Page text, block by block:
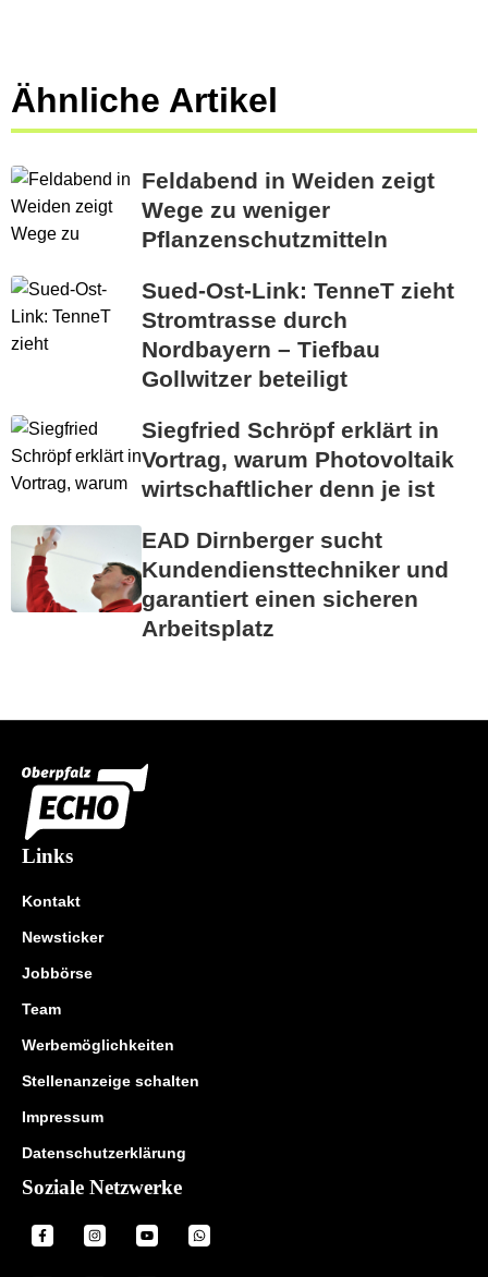
Ähnliche Artikel
Feldabend in Weiden zeigt
Wege zu weniger
Pflanzenschutzmitteln
Sued-Ost-Link: TenneT zieht
Stromtrasse durch
Nordbayern – Tiefbau
Gollwitzer beteiligt
Siegfried Schröpf erklärt in
Vortrag, warum Photovoltaik
wirtschaftlicher denn je ist
EAD Dirnberger sucht
Kundendiensttechniker und
garantiert einen sicheren
Arbeitsplatz
Links
Kontakt
Newsticker
Jobbörse
Team
Werbemöglichkeiten
Stellenanzeige schalten
Impressum
Datenschutzerklärung
Soziale Netzwerke